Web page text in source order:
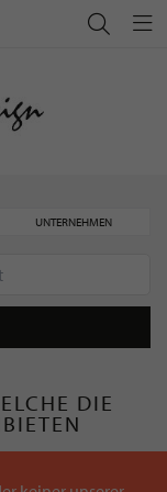
UNTERNEHMEN
DIE